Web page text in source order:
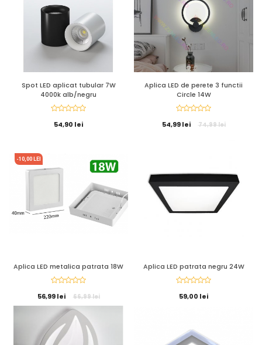
Spot LED aplicat tubular 7W
4000k alb/negru
54,90 lei
Aplica LED de perete 3 functii
Circle 14W
54,99 lei 74,99 lei
-10,00 LEI
Aplica LED metalica patrata 18W
56,99 lei 66,99 lei
Aplica LED patrata negru 24W
59,00 lei